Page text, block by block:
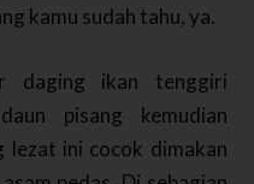
kamu sudah tahu, ya.
daging ikan tenggiri
pisang kemudian
lezat ini cocok dimakan